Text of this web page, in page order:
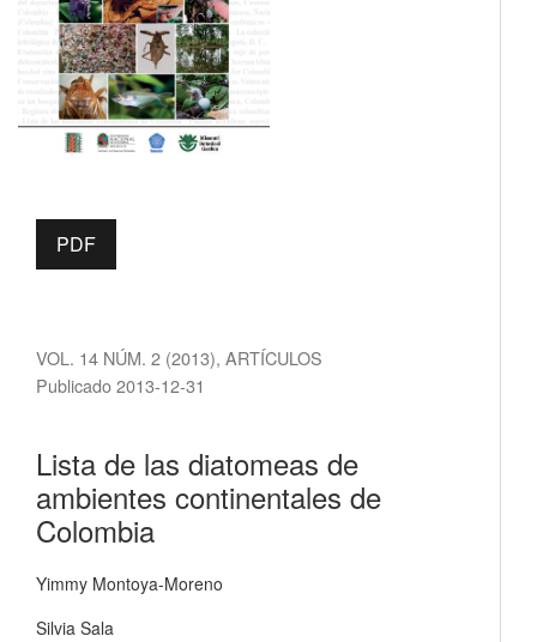
VOL. 14 NÚM. 2 (2013), ARTÍCULOS
Lista de las diatomeas de
ambientes continentales de
Colombia
Publicado 2013-12-31
Yimmy Montoya-Moreno
Silvia Sala
PDF